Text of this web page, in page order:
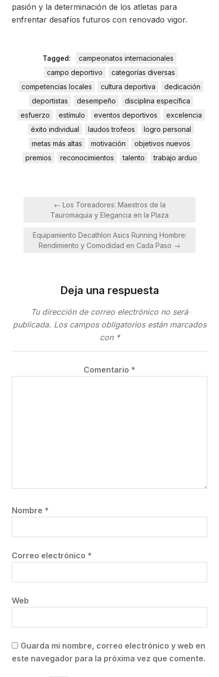
pasión y la determinación de los atletas para
enfrentar desafíos futuros con renovado vigor.
Tagged:
campeonatos internacionales
campo deportivo
categorías diversas
competencias locales
cultura deportiva
dedicación
deportistas
desempeño
disciplina específica
esfuerzo
estímulo eventos deportivos
excelencia
éxito individual
laudos trofeos
logro personal
metas más altas
motivación
objetivos nuevos
premios
reconocimientos talento trabajo arduo
Navegación← Los Toreadores: Maestros de la
Tauromaquia y Elegancia en la Plaza
Equipamiento Decathlon Asics Running Hombre:
Rendimiento y Comodidad en Cada Paso →
Deja una respuesta
Tu dirección de correo electrónico no será
publicada. Los campos obligatorios están marcados
con *
Comentario *
Nombre *
Correo electrónico *
Web
Guarda mi nombre, correo electrónico y web en
este navegador para la próxima vez que comente.